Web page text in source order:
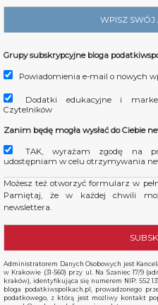
Grupy subskrypcyjne bloga
Powiadomienia e-mail o nowych
Dodatki edukacyjne i
Czytelników
Zanim będę mogła wysłać do Ciebie
TAK, wyrażam zgodę na
udostępniam w celu otrzymywania
Możesz też otworzyć formularz w
Pamiętaj, że w każdej chwili
newslettera.
Administratorem Danych Osobowych jest
w Krakowie (31-560) przy ul. Na Szaniec 17/9
kraków), identyfikująca się numerem NIP: 552
bloga podatkiwspolkach.pl, prowadzonego
podatkowego, z którą jest możliwy kontakt